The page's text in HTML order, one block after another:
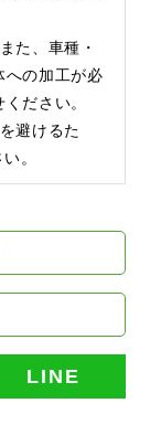
た、車種・
への加工が必
ださい。
避けるた
。
LINE